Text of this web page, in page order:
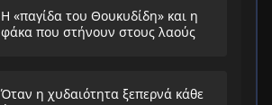
Η «παγίδα του Θουκυδίδη» και η
φάκα που στήνουν στους λαούς
Όταν η χυδαιότητα ξεπερνά κάθε